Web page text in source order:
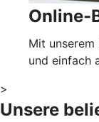
Online-
Mit unserem
und einfach
>
Unsere